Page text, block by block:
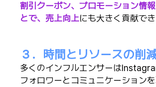
割引クーポン、プロモーション情
とで、売上向上にも大きく貢献でき
３．時間とリソースの削
多くのインフルエンサーは
フォロワーとコミュニケーション